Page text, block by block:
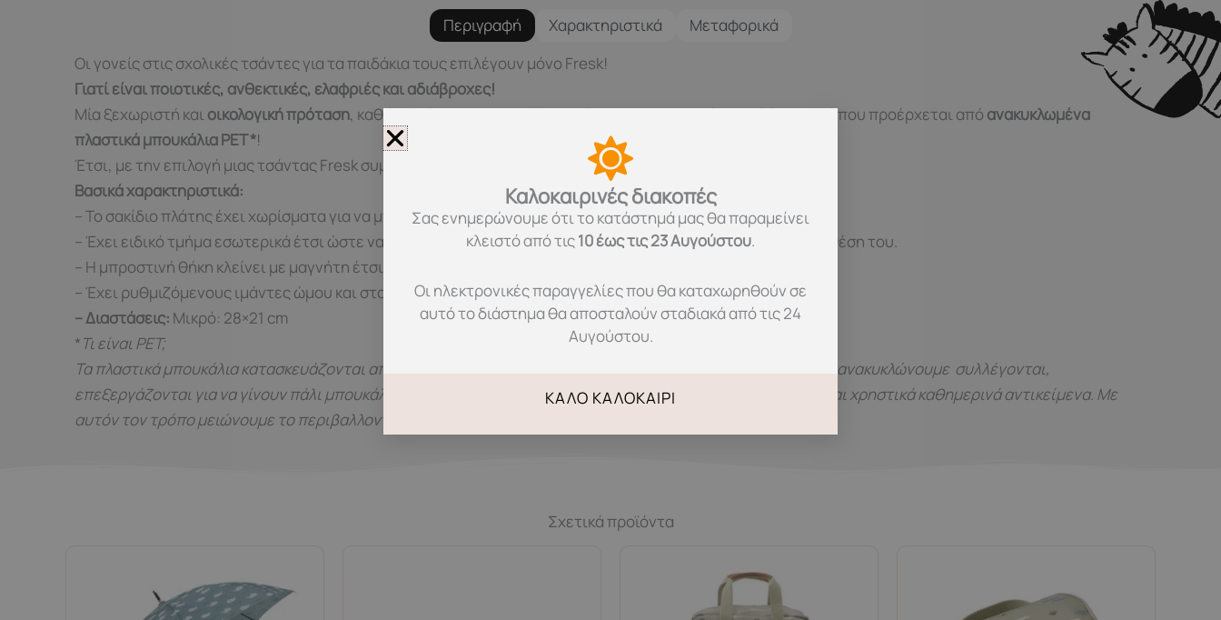
Περιγραφή Χαρακτηριστικά
Μεταφορικά
Οι γονείς στις σχολικές τσάντες για τα παιδάκια τους επιλέγουν μόνο Fresk!
Γιατί είναι ποιοτικές, ανθεκτικές, ελαφριές και αδιάβροχες!
Μία ξεχωριστή και οικολογική πρόταση, καθώς το ύφασμα της τσάντας είναι κατασκευασμένο από ένα υλικό που προέρχεται από ανακυκλωμένα
πλαστικά μπουκάλια PET *!
Έτσι, με την επιλογή μιας τσάντας Fresk συμβάλετε και εσείς στην
προστασία του περιβάλλοντος
Βασικά χαρακτηριστικά:
– Το σακίδιο πλάτης έχει χωρίσματα για να μπορεί να τοποθετεί τα πράγματα του με ασφάλεια.
– Έχει ειδικό τμήμα εσωτερικά έτσι ώστε να τοποθετεί το ποτηράκι του, ή το παγούρι του και να μένει στη θέση του.
– Η μπροστινή θήκη κλείνει με μαγνήτη έτσι ασφαλίζει αυτόματα.
– Έχει ρυθμιζόμενους ιμάντες ώμου και στοιχεία από δερματίνη που της δίνει μια ιδιαίτερη εμφάνιση.
– Διαστάσεις: Μικρό: 28×21 cm
*Τι είναι PET;
Τα πλαστικά μπουκάλια κατασκευάζονται από το υλικό PET που είναι 100% ανακυκλώσιμο. Τα μπουκάλια που ανακυκλώνουμε συλλέγονται,
επεξεργάζονται για να γίνουν πάλι μπουκάλια ή μια ειδική ίνα με την οποία κατασκευάζουν τσάντες, χαλιά και χρηστικά καθημερινά αντικείμενα. Με
αυτόν τον τρόπο μειώνουμε το περιβαλλοντικό μ
Σχετικά προϊόντα
Καλοκαιρινές διακοπές
Σας ενημερώνουμε ότι το κατάστημά μας θα παραμείνει
κλειστό από τις10 έως τις 23 Αυγούστου.
Οι ηλεκτρονικές παραγγελίες που θα καταχωρηθούν σε
αυτό το διάστημα θα αποσταλούν σταδιακά από τις 24
Αυγούστου.
ΚΑΛΌ ΚΑΛΟΚΑΊΡΙ